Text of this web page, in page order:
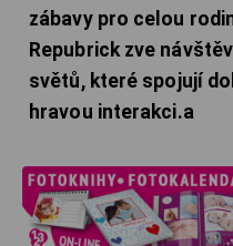
zábavy pro celou
Repubrick zve
světů, které spojují
hravou interakci.a